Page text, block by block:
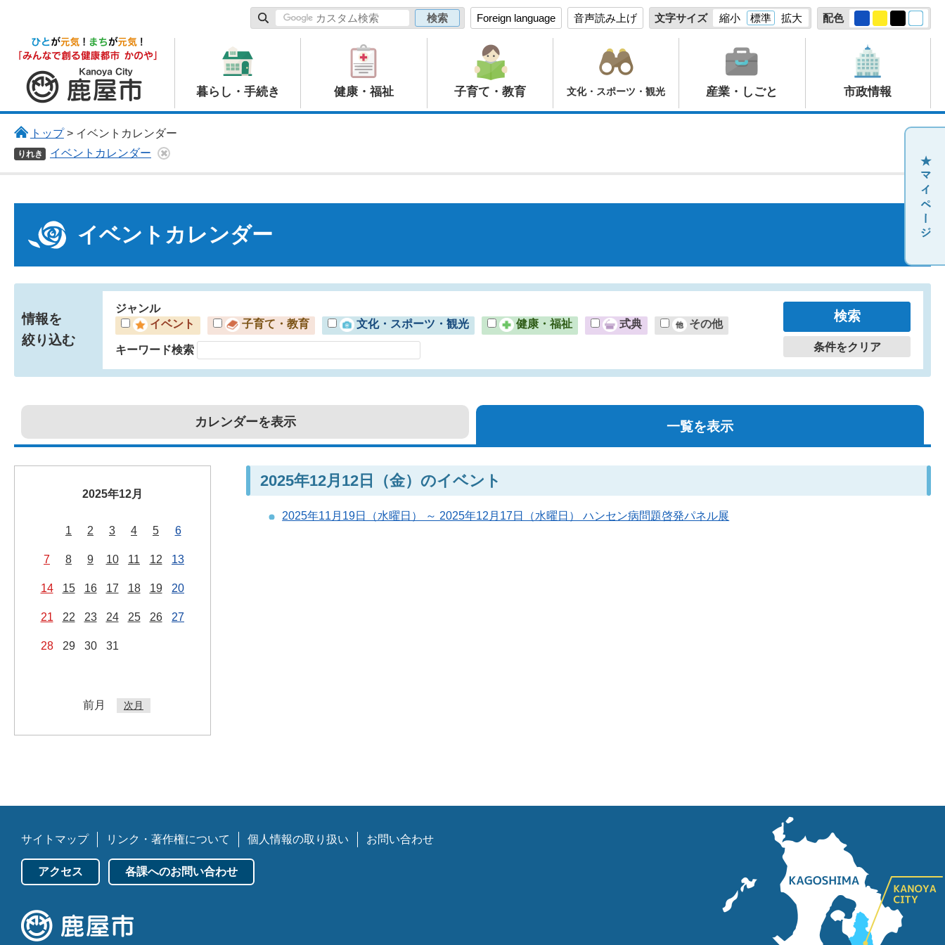
Foreign language 音声読み上げ 文字サイズ 縮小 標準 拡大 配色
鹿屋市
暮らし・手続き 健康・福祉 子育て・教育 文化・スポーツ・観光 産業・しごと 市政情報
トップ> イベントカレンダー
りれき イベントカレンダー
イベントカレンダー
情報を
絞り込む
ジャンル
イベント
子育て・教育 文化・スポーツ・観光 健康・福祉 式典 その他
キーワード検索 条件をクリア
カレンダーを表示 一覧を表示
2025年12月
1 2 3 4 5 6
7 8 9 10 11 12 13
14 15 16 17 18 19 20
21 22 23 24 25 26 27
28 29 30 31
前月 次月
2025年12月12日（金）のイベント
2025年11月19日（水曜日） ～ 2025年12月17日（水曜日） ハンセン病問題啓発パネル展
サイトマップ リンク・著作権について 個人情報の取り扱い お問い合わせ
アクセス 各課へのお問い合わせ